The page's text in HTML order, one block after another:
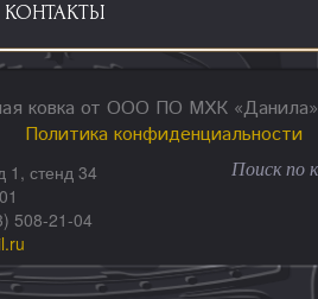
КОНТАКТЫ
ковка от ООО ПО МХК «Данила»
Политика конфиденциальности
1, стенд 34
508-21-04